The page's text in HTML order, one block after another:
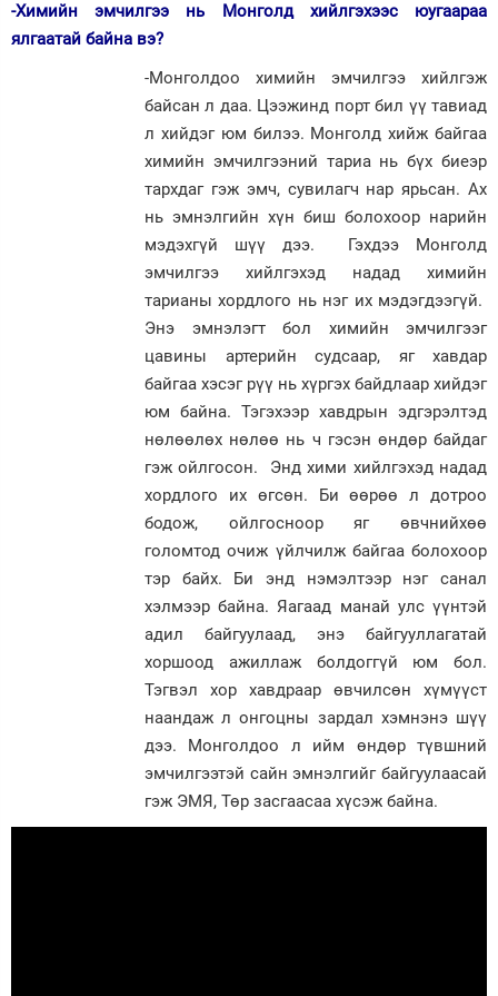
-Химийн эмчилгээ нь Монголд хийлгэхээс юугаараа
ялгаатай байна вэ?
-Монголдоо химийн эмчилгээ хийлгэж
байсан л даа. Цээжинд порт бил үү тавиад
л хийдэг юм билээ. Монголд хийж байгаа
химийн эмчилгээний тариа нь бүх биеэр
тархдаг гэж эмч, сувилагч нар ярьсан. Ах
нь эмнэлгийн хүн биш болохоор нарийн
мэдэхгүй шүү дээ. Гэхдээ Монголд
эмчилгээ хийлгэхэд надад химийн
тарианы хордлого нь нэг их мэдэгдээгүй.
Энэ эмнэлэгт бол химийн эмчилгээг
цавины артерийн судсаар, яг хавдар
байгаа хэсэг рүү нь хүргэх байдлаар хийдэг
юм байна. Тэгэхээр хавдрын эдгэрэлтэд
нөлөөлөх нөлөө нь ч гэсэн өндөр байдаг
гэж ойлгосон. Энд хими хийлгэхэд надад
хордлого их өгсөн. Би өөрөө л дотроо
бодож, ойлгосноор яг өвчнийхөө
голомтод очиж үйлчилж байгаа болохоор
тэр байх. Би энд нэмэлтээр нэг санал
хэлмээр байна. Яагаад манай улс үүнтэй
адил байгуулаад, энэ байгууллагатай
хоршоод ажиллаж болдоггүй юм бол.
Тэгвэл хор хавдраар өвчилсөн хүмүүст
наандаж л онгоцны зардал хэмнэнэ шүү
дээ. Монголдоо л ийм өндөр түвшний
эмчилгээтэй сайн эмнэлгийг байгуулаасай
гэж ЭМЯ, Төр засгаасаа хүсэж байна.